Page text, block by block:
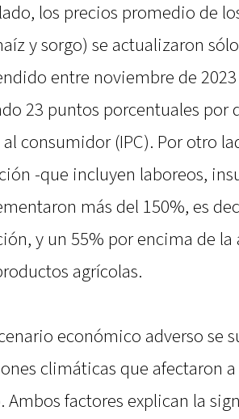
los precios promedio de
y sorgo) se actualizaron
entre noviembre de
23 puntos porcentuales por
consumidor (IPC). Por otro
-que incluyen laboreos,
más del 150%, es
y un 55% por encima de
agrícolas.
económico adverso se
climáticas que afectaron
Ambos factores explican la